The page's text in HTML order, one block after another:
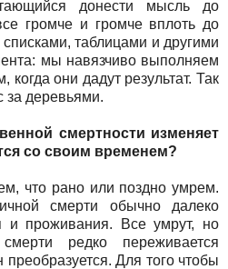
донести мысль до
громче и громче вплоть до
списками, таблицами и другими
мы навязчиво выполняем
когда они дадут результат. Так
за деревьями.
смертности изменяет
со своим временем?
что рано или поздно умрем.
смерти обычно далеко
и проживания. Все умрут, но
редко переживается
Для того чтобы